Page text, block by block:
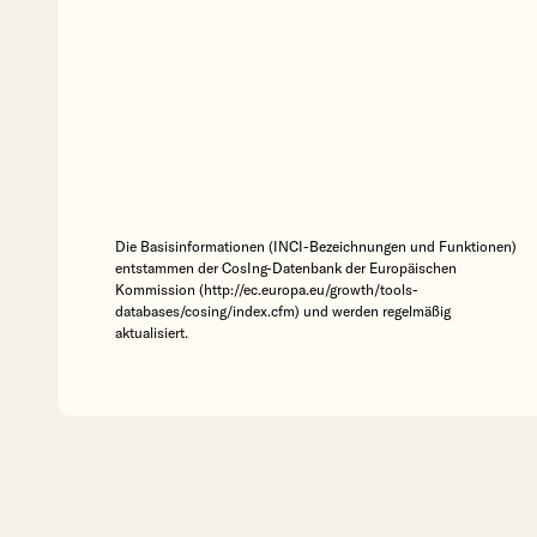
Die Basisinformationen (INCI-Bezeichnungen und Funktionen)
entstammen der CosIng-Datenbank der Europäischen
Kommission (http://ec.europa.eu/growth/tools-
databases/cosing/index.cfm) und werden regelmäßig
aktualisiert.